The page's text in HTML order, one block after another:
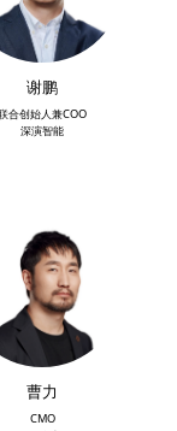
谢鹏
合创始人兼COO
深演智能
曹力
CMO